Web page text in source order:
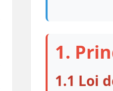
1.
1.1 Loi